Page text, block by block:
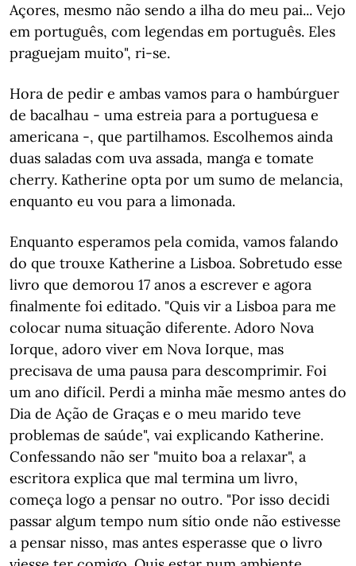
Açores, mesmo não sendo a ilha do meu pai... Vejo
em português, com legendas em português. Eles
praguejam muito", ri-se.
Hora de pedir e ambas vamos para o hambúrguer
de bacalhau - uma estreia para a portuguesa e
americana -, que partilhamos. Escolhemos ainda
duas saladas com uva assada, manga e tomate
cherry. Katherine opta por um sumo de melancia,
enquanto eu vou para a limonada.
Enquanto esperamos pela comida, vamos falando
do que trouxe Katherine a Lisboa. Sobretudo esse
livro que demorou 17 anos a escrever e agora
finalmente foi editado. "Quis vir a Lisboa para me
colocar numa situação diferente. Adoro Nova
Iorque, adoro viver em Nova Iorque, mas
precisava de uma pausa para descomprimir. Foi
um ano difícil. Perdi a minha mãe mesmo antes do
Dia de Ação de Graças e o meu marido teve
problemas de saúde", vai explicando Katherine.
Confessando não ser "muito boa a relaxar", a
escritora explica que mal termina um livro,
começa logo a pensar no outro. "Por isso decidi
passar algum tempo num sítio onde não estivesse
a pensar nisso, mas antes esperasse que o livro